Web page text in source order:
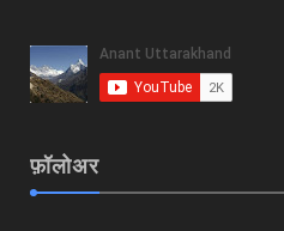
फ़ॉलोअर